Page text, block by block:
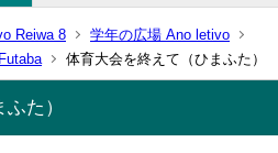
Reiwa 8
学年の広場 Ano letivo
体育大会を終えて（ひまふた）
た）